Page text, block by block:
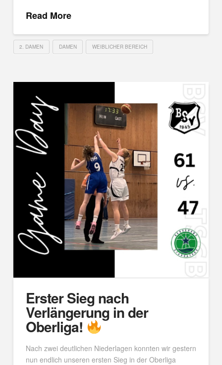
Read More
2. DAMEN DAMEN WEIBLICHER BEREICH
Erster Sieg nach
Verlängerung in der
Oberliga!
Nach zwei deutlichen Niederlagen konnten wir gestern
nun endlich unseren ersten Sieg in der Oberliga